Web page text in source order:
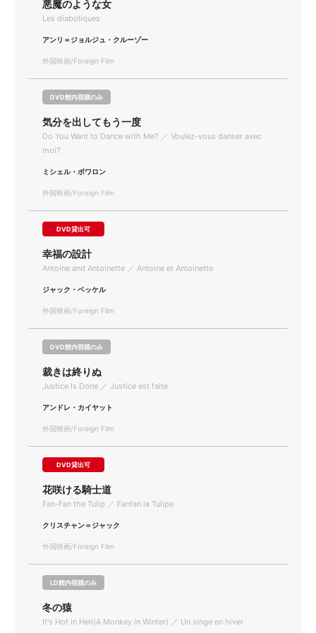
悪魔のような女
Les diaboliques
アンリ＝ジョルジュ・クルーゾー
外国映画/Foreign Film
DVD館内視聴のみ
気分を出してもう一度
Do You Want to Dance with Me? ／ Voulez-vous danser avec
moi?
ミシェル・ボワロン
外国映画/Foreign Film
DVD貸出可
幸福の設計
Antoine and Antoinette ／ Antoine et Antoinette
ジャック・ベッケル
外国映画/Foreign Film
DVD館内視聴のみ
裁きは終りぬ
Justice Is Done ／ Justice est faite
アンドレ・カイヤット
外国映画/Foreign Film
DVD貸出可
花咲ける騎士道
Fan-Fan the Tulip ／ Fanfan la Tulipe
クリスチャン＝ジャック
外国映画/Foreign Film
LD館内視聴のみ
冬の猿
It's Hot in Hell(A Monkey in Winter) ／ Un singe en hiver